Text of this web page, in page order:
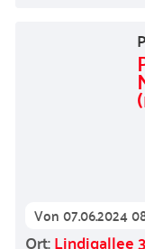
Von07.06.2024
Ort:Lindigallee